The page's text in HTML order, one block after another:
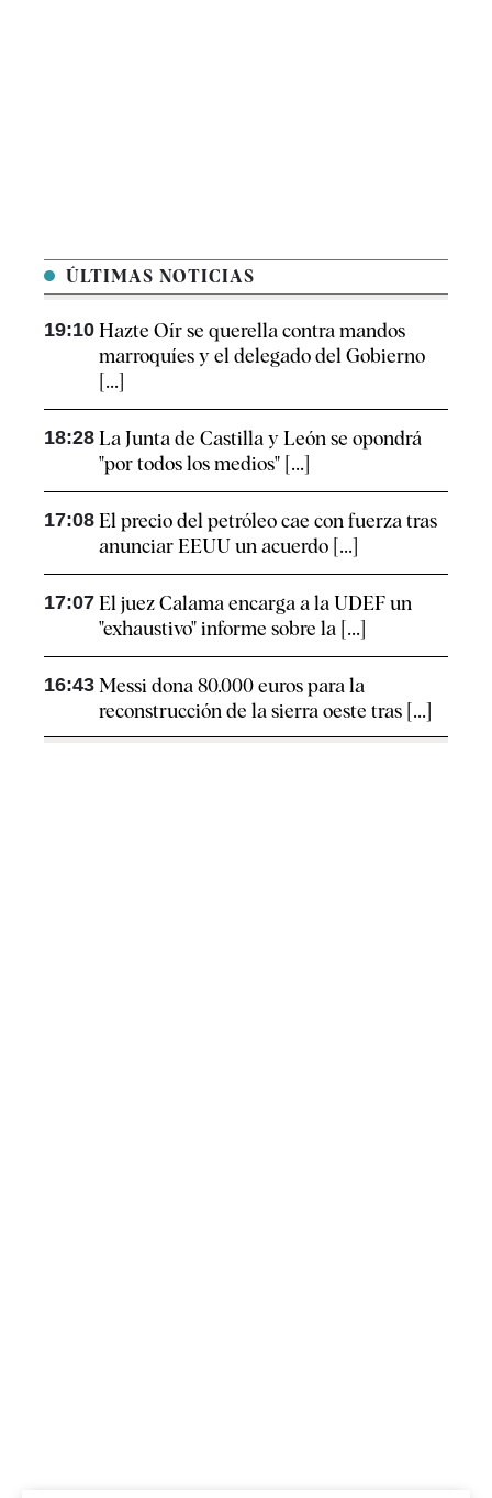
ÚLTIMAS NOTICIAS
19:10 Hazte Oír se querella contra mandos
marroquíes y el delegado del Gobierno
[...]
18:28 La Junta de Castilla y León se opondrá
"por todos los medios" [...]
17:08 El precio del petróleo cae con fuerza tras
anunciar EEUU un acuerdo [...]
17:07 El juez Calama encarga a la UDEF un
"exhaustivo" informe sobre la [...]
16:43 Messi dona 80.000 euros para la
reconstrucción de la sierra oeste tras [...]